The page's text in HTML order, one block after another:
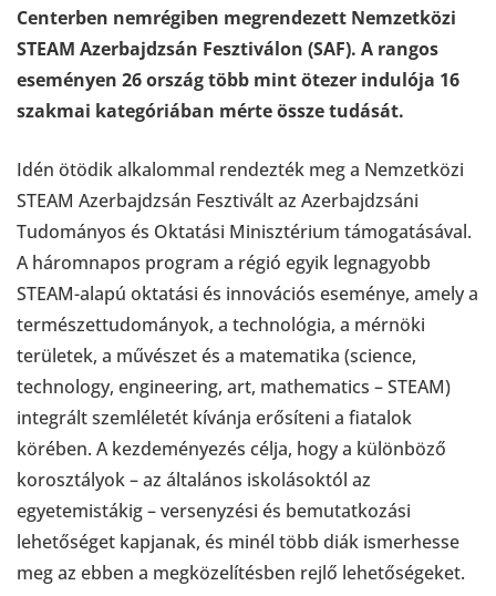
Centerben nemrégiben megrendezett Nemzetközi
STEAM Azerbajdzsán Fesztiválon (SAF). A rangos
eseményen 26 ország több mint ötezer indulója 16
szakmai kategóriában mérte össze tudását.
Idén ötödik alkalommal rendezték meg a Nemzetközi
STEAM Azerbajdzsán Fesztivált az Azerbajdzsáni
Tudományos és Oktatási Minisztérium támogatásával.
A háromnapos program a régió egyik legnagyobb
STEAM-alapú oktatási és innovációs eseménye, amely a
természettudományok, a technológia, a mérnöki
területek, a művészet és a matematika (science,
technology, engineering, art, mathematics – STEAM)
integrált szemléletét kívánja erősíteni a fiatalok
körében. A kezdeményezés célja, hogy a különböző
korosztályok – az általános iskolásoktól az
egyetemistákig – versenyzési és bemutatkozási
lehetőséget kapjanak, és minél több diák ismerhesse
meg az ebben a megközelítésben rejlő lehetőségeket.